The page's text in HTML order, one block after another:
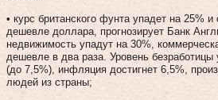
• курс британского фунта упадет на 25% и
дешевле доллара, прогнозирует Банк
недвижимость упадут на 30%,
дешевле в два раза. Уровень безработицы
(до 7,5%), инфляция достигнет 6,5%,
людей из страны;